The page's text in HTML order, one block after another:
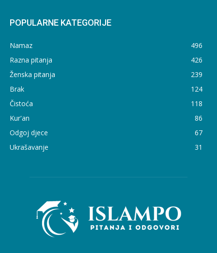
POPULARNE KATEGORIJE
Namaz
496
Razna pitanja
426
Ženska pitanja
239
Brak
124
Čistoća
118
Kur'an
86
Odgoj djece
67
Ukrašavanje
31